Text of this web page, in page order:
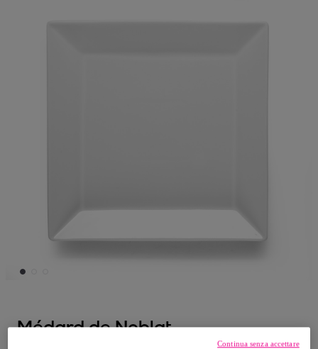
Médard de Noblat
Continua senza accettare